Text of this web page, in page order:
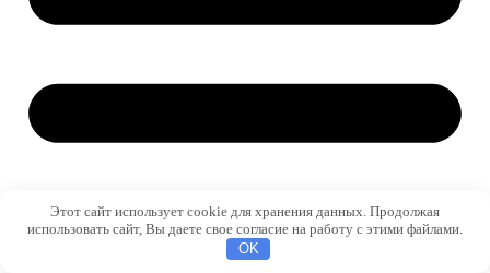
Этот сайт использует cookie для хранения данных. Продолжая
использовать сайт, Вы даете свое согласие на работу с этими файлами.
OK